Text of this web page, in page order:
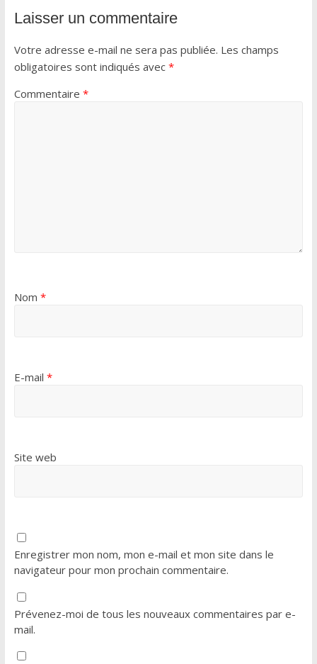
Laisser un commentaire
Votre adresse e-mail ne sera pas publiée. Les champs
obligatoires sont indiqués avec *
Commentaire *
Nom *
E-mail *
Site web
Enregistrer mon nom, mon e-mail et mon site dans le
navigateur pour mon prochain commentaire.
Prévenez-moi de tous les nouveaux commentaires par e-
mail.